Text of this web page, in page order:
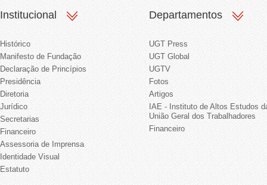
Institucional
Histórico
Manifesto de Fundação
Declaração de Princípios
Presidência
Diretoria
Jurídico
Secretarias
Financeiro
Assessoria de Imprensa
Identidade Visual
Estatuto
Departamentos
UGT Press
UGT Global
UGTV
Fotos
Artigos
IAE - Instituto de Altos Estudos
União Geral dos Trabalhadores
Financeiro